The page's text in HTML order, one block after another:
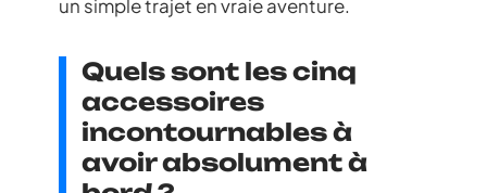
un simple trajet en vraie aventure.
Quels sont les cinq
accessoires
incontournables à
avoir absolument à